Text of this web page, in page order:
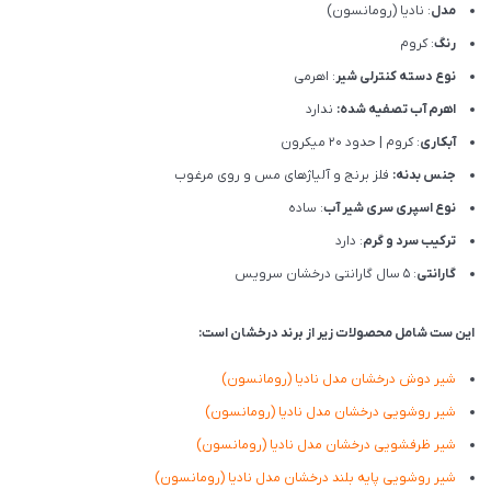
مدل: نادیا (رومانسون)
رنگ: کروم
نوع دسته کنترلی شیر: اهرمی
اهرم آب تصفیه شده: ندارد
آبکاری: کروم | حدود 20 میکرون
جنس بدنه: فلز برنج و آلیاژهای مس و روی مرغوب
نوع اسپری سری شیر آب: ساده
ترکیب سرد و گرم: دارد
گارانتی: 5 سال گارانتی درخشان سرویس
این ست شامل محصولات زیر از برند درخشان است:
شیر دوش درخشان مدل نادیا (رومانسون)
شیر روشویی درخشان مدل نادیا (رومانسون)
شیر ظرفشویی درخشان مدل نادیا (رومانسون)
شیر روشویی پایه بلند درخشان مدل نادیا (رومانسون)